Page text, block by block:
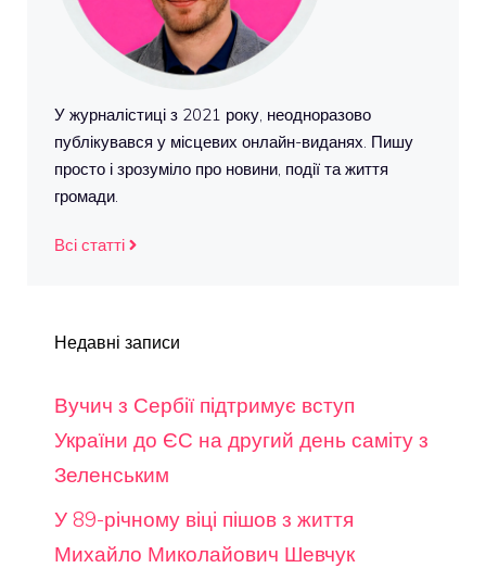
У журналістиці з 2021 року, неодноразово
публікувався у місцевих онлайн-виданях. Пишу
просто і зрозуміло про новини, події та життя
громади.
Всі статті
Недавні записи
Вучич з Сербії підтримує вступ
України до ЄС на другий день саміту з
Зеленським
У 89-річному віці пішов з життя
Михайло Миколайович Шевчук